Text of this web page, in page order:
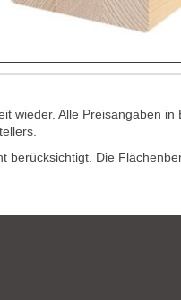
wieder. Alle Preisangaben in
berücksichtigt. Die